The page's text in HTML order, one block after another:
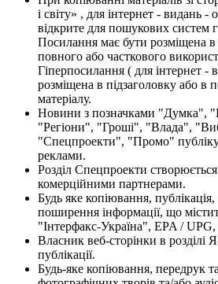
і світу» , для інтернет - видань -
відкрите для пошукових систем
Посилання має бути розміщена в
повного або часткового
Гіперпосилання ( для інтернет -
розміщена в підзаголовку або в
матеріалу.
Новини з позначками "Думка",
"Регіони", "Гроші", "Влада",
"Спецпроекти", "Промо"
реклами.
Розділ Спецпроекти створюється
комерційними партнерами.
Будь яке копіювання,
поширення інформації, що
"Інтерфакс-Україна", EPA / UPG,
Власник веб-сторінки в розділі
публікації.
Будь-яке копіювання, передрук